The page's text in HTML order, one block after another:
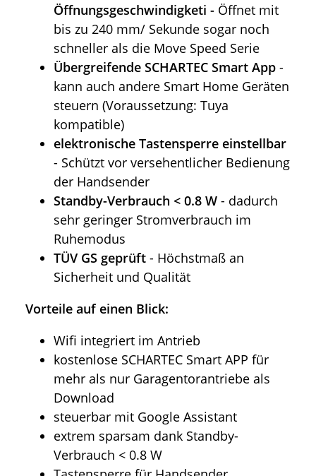
Öffnungsgeschwindigketi - Öffnet mit
bis zu 240 mm/ Sekunde sogar noch
schneller als die Move Speed Serie
Übergreifende SCHARTEC Smart App -
kann auch andere Smart Home Geräten
steuern (Voraussetzung: Tuya
kompatible)
elektronische Tastensperre einstellbar
- Schützt vor versehentlicher Bedienung
der Handsender
Standby-Verbrauch < 0.8 W - dadurch
sehr geringer Stromverbrauch im
Ruhemodus
TÜV GS geprüft - Höchstmaß an
Sicherheit und Qualität
Vorteile auf einen Blick:
Wifi integriert im Antrieb
kostenlose SCHARTEC Smart APP für
mehr als nur Garagentorantriebe als
Download
steuerbar mit Google Assistant
extrem sparsam dank Standby-
Verbrauch < 0.8 W